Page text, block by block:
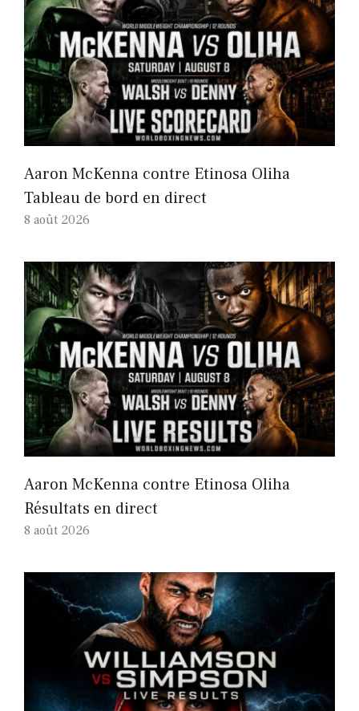
Aaron McKenna contre Etinosa Oliha
Tableau de bord en direct
8 août 2026
Aaron McKenna contre Etinosa Oliha
Résultats en direct
8 août 2026